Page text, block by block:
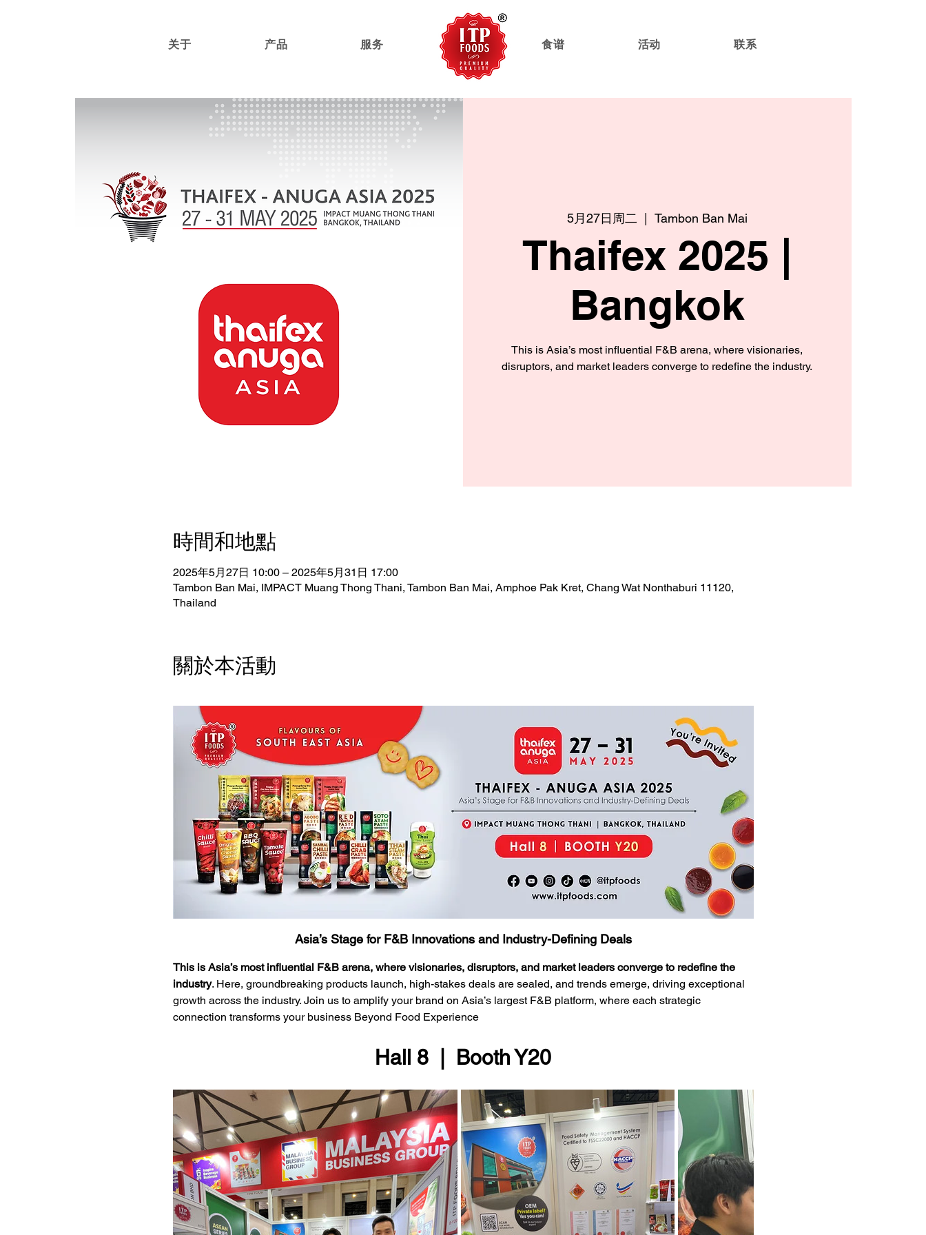
关于 产品 服务 家 食谱 活动 联系
5月27日周二
  |
Tambon Ban Mai
Thaifex 2025 |
Bangkok
This is Asia’s most influential F&B arena, where visionaries,
disruptors, and market leaders converge to redefine the industry.
時間和地點
2025年5月27日 10:00 – 2025年5月31日 17:00
Tambon Ban Mai, IMPACT Muang Thong Thani, Tambon Ban Mai, Amphoe Pak Kret, Chang Wat Nonthaburi 11120,
Thailand
關於本活動
Asia’s Stage for F&B Innovations and Industry-Defining Deals
This is Asia’s most influential F&B arena, where visionaries, disruptors, and market leaders converge to redefine the
industry. Here, groundbreaking products launch, high-stakes deals are sealed, and trends emerge, driving exceptional
growth across the industry. Join us to amplify your brand on Asia’s largest F&B platform, where each strategic
connection transforms your business Beyond Food Experience
Hall 8  |  Booth Y20